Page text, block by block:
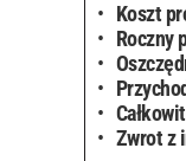
Koszt
Roczny
Zwrot z